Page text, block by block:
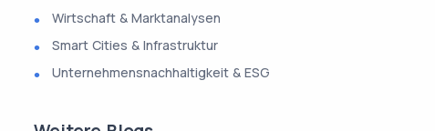
Wirtschaft & Marktanalysen
Smart Cities & Infrastruktur
Unternehmensnachhaltigkeit & ESG